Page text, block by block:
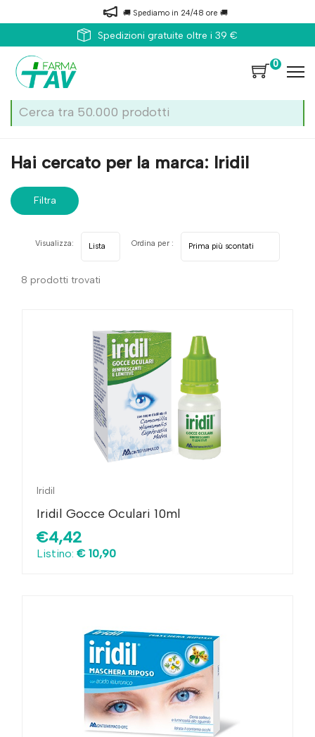
🚚 Spediamo in 24/48 ore 🚚
Spedizioni gratuite oltre i 39 €
0
Home Marche parafarmaci Iridil
Hai cercato per la marca: Iridil
Filtra
8 prodotti trovati
Visualizza: Ordina per :
Iridil
Iridil Gocce Oculari 10ml
€4,42
Listino: € 10,90